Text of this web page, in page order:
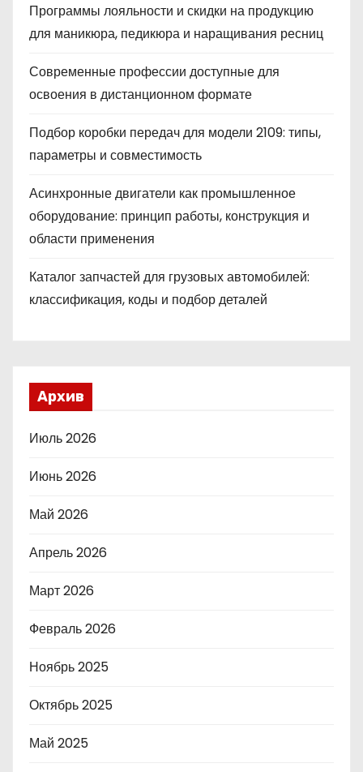
Программы лояльности и скидки на продукцию
для маникюра, педикюра и наращивания ресниц
Современные профессии доступные для
освоения в дистанционном формате
Подбор коробки передач для модели 2109: типы,
параметры и совместимость
Асинхронные двигатели как промышленное
оборудование: принцип работы, конструкция и
области применения
Каталог запчастей для грузовых автомобилей:
классификация, коды и подбор деталей
Архив
Июль 2026
Июнь 2026
Май 2026
Апрель 2026
Март 2026
Февраль 2026
Ноябрь 2025
Октябрь 2025
Май 2025